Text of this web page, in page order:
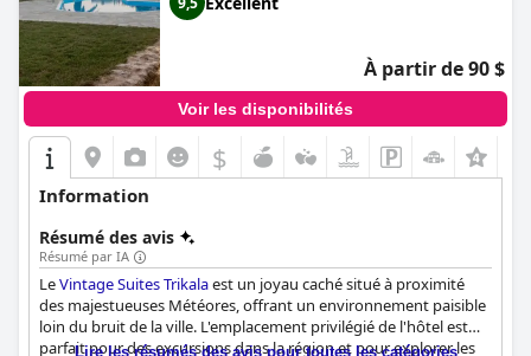
ville et qui ont besoin d'un espace de stationnement sécurisé.
À partir de 90 $
Voir les disponibilités
$
Information
Résumé des avis
Résumé par IA
LeVintage Suites Trikalaest un joyau caché situé à proximité
des majestueuses Météores, offrant un environnement paisible
loin du bruit de la ville. L'emplacement privilégié de l'hôtel est
parfait pour des excursions dans la région et pour explorer les
Lire les résumés des avis pour toutes les catégories